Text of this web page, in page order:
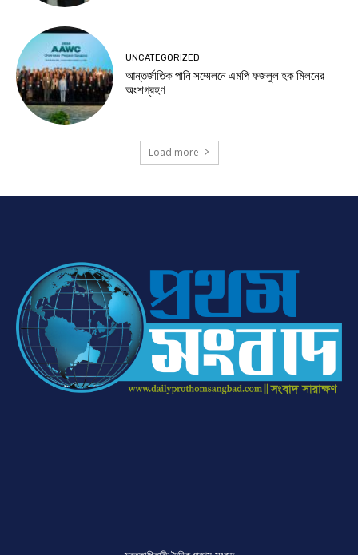
UNCATEGORIZED
আন্তর্জাতিক পানি সম্মেলনে এমপি ফজলুল হক মিলনের
অংশগ্রহণ
Load more